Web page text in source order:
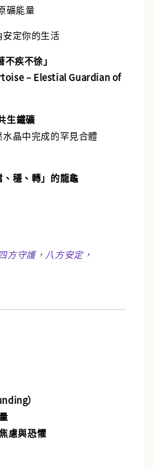
礦能量
定你的生活
不疾不徐」
– Elestial Guardian of
生鐵礦
晶中完成的罕見合體
穩、轉」的龍龜
方守護，八方安定，
）
慮與恐懼